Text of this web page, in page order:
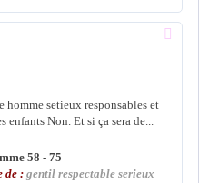
homme setieux responsables et
Non. Et si ça sera de...
58 - 75
de : gentil respectable serieux